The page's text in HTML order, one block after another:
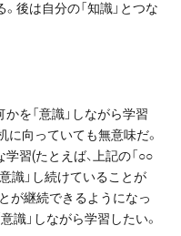
。後は自分の「知識」とつな
を「意識」しながら学習
に向っていても無意味だ。
習(たとえば、上記の「○○
識」し続けていることが
が継続できるようになっ
識」しながら学習したい。